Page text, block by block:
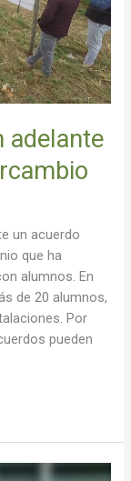
adelante
un acuerdo
que ha
alumnos. En
de 20 alumnos,
Por
pueden